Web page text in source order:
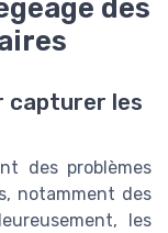
des
capturer les
des problèmes
notamment des
les